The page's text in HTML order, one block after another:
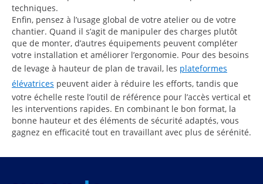
techniques.
Enfin, pensez à l’usage global de votre atelier ou de votre
chantier. Quand il s’agit de manipuler des charges plutôt
que de monter, d’autres équipements peuvent compléter
votre installation et améliorer l’ergonomie. Pour des besoins
de levage à hauteur de plan de travail, les plateformes
élévatrices peuvent aider à réduire les efforts, tandis que
votre échelle reste l’outil de référence pour l’accès vertical et
les interventions rapides. En combinant le bon format, la
bonne hauteur et des éléments de sécurité adaptés, vous
gagnez en efficacité tout en travaillant avec plus de sérénité.